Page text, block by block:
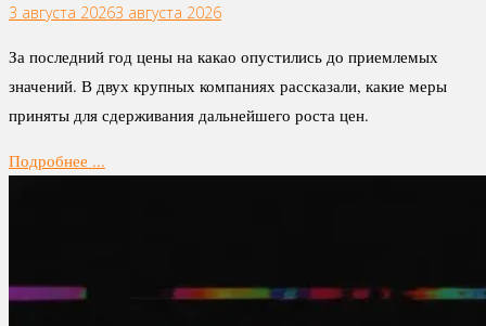
3 августа 20263 августа 2026
За последний год цены на какао опустились до приемлемых
значений. В двух крупных компаниях рассказали, какие меры
приняты для сдерживания дальнейшего роста цен.
Подробнее ...